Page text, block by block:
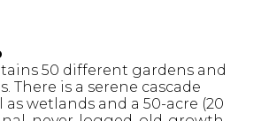
50 different gardens and
There is a serene cascade
wetlands and a 50-acre (20